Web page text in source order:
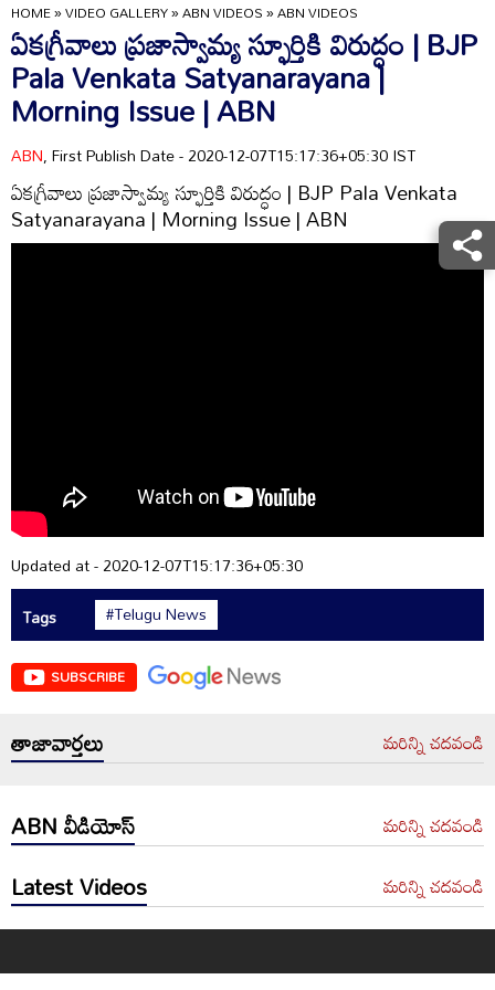
HOME»VIDEO GALLERY»ABN VIDEOS»ABN VIDEOS
ఏకగ్రీవాలు ప్రజాస్వామ్య స్ఫూర్తికి విరుద్ధం | BJP
Pala Venkata Satyanarayana |
Morning Issue | ABN
ABN, First Publish Date - 2020-12-07T15:17:36+05:30 IST
ఏకగ్రీవాలు ప్రజాస్వామ్య స్ఫూర్తికి విరుద్ధం | BJP Pala Venkata
Satyanarayana | Morning Issue | ABN
Updated at - 2020-12-07T15:17:36+05:30
Tags
#Telugu News
SUBSCRIBE
తాజావార్తలు మరిన్ని చదవండి
ABN వీడియోస్ మరిన్ని చదవండి
Latest Videos మరిన్ని చదవండి